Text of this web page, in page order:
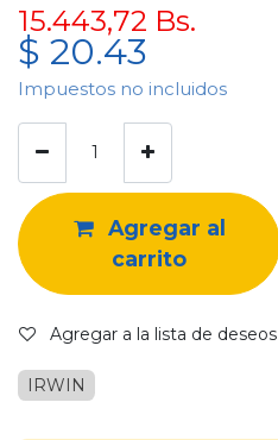
15.443,72 Bs.
$ 20.43
Impuestos no incluidos
Agregar al
carrito
Agregar a la lista de deseos
IRWIN